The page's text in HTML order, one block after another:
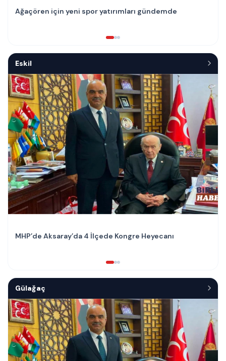
Ağaçören için yeni spor yatırımları gündemde
Eskil
MHP’de Aksaray’da 4 İlçede Kongre Heyecanı
Gülağaç